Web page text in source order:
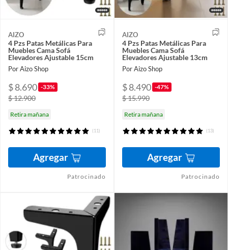
AIZO
4 Pzs Patas Metálicas Para
Muebles Cama Sofá
Elevadores Ajustable 15cm
Por Aizo Shop
$ 8.690 -33%
$ 12.900
Retira mañana
(11)
Agregar
Patrocinado
AIZO
4 Pzs Patas Metálicas Para
Muebles Cama Sofá
Elevadores Ajustable 13cm
Por Aizo Shop
$ 8.490 -47%
$ 15.990
Retira mañana
(13)
Agregar
Patrocinado